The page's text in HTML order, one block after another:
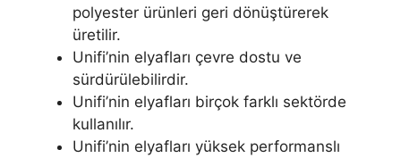
polyester ürünleri geri dönüştürerek
üretilir.
Unifi’nin elyafları çevre dostu ve
sürdürülebilirdir.
Unifi’nin elyafları birçok farklı sektörde
kullanılır.
Unifi’nin elyafları yüksek performanslı